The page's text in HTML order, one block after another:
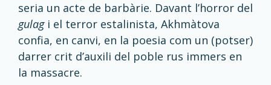
seria un acte de barbàrie. Davant l’horror del
gulag i el terror estalinista, Akhmàtova
confia, en canvi, en la poesia com un (potser)
darrer crit d’auxili del poble rus immers en
la massacre.